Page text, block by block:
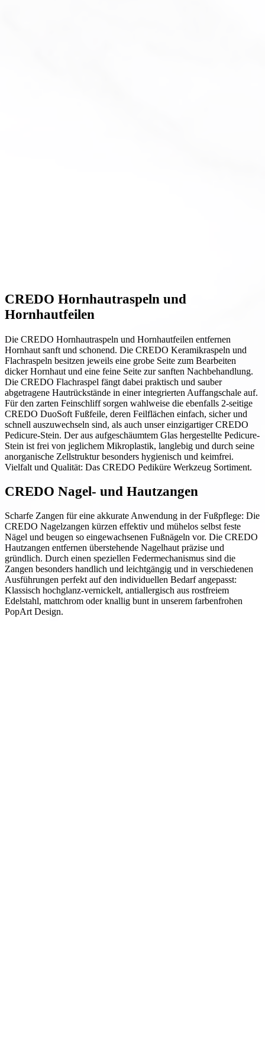
CREDO Hornhautraspeln und
Hornhautfeilen
Die CREDO Hornhautraspeln und Hornhautfeilen entfernen
Hornhaut sanft und schonend. Die CREDO Keramikraspeln und
Flachraspeln besitzen jeweils eine grobe Seite zum Bearbeiten
dicker Hornhaut und eine feine Seite zur sanften Nachbehandlung.
Die CREDO Flachraspel fängt dabei praktisch und sauber
abgetragene Hautrückstände in einer integrierten Auffangschale auf.
Für den zarten Feinschliff sorgen wahlweise die ebenfalls 2-seitige
CREDO DuoSoft Fußfeile, deren Feilflächen einfach, sicher und
schnell auszuwechseln sind, als auch unser einzigartiger CREDO
Pedicure-Stein. Der aus aufgeschäumtem Glas hergestellte Pedicure-
Stein ist frei von jeglichem Mikroplastik, langlebig und durch seine
anorganische Zellstruktur besonders hygienisch und keimfrei.
Vielfalt und Qualität: Das CREDO Pediküre Werkzeug Sortiment.
CREDO Nagel- und Hautzangen
Scharfe Zangen für eine akkurate Anwendung in der Fußpflege: Die
CREDO Nagelzangen kürzen effektiv und mühelos selbst feste
Nägel und beugen so eingewachsenen Fußnägeln vor. Die CREDO
Hautzangen entfernen überstehende Nagelhaut präzise und
gründlich. Durch einen speziellen Federmechanismus sind die
Zangen besonders handlich und leichtgängig und in verschiedenen
Ausführungen perfekt auf den individuellen Bedarf angepasst:
Klassisch hochglanz-vernickelt, antiallergisch aus rostfreiem
Edelstahl, mattchrom oder knallig bunt in unserem farbenfrohen
PopArt Design.